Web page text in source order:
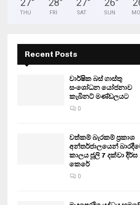
27°
THU
28°
FRI
27°
SAT
26°
SUN
Recent Posts
වාර්ෂික බස් ගාස්තු
සංශෝධන යෝජනාව
කැබිනට් මණ්ඩලයට
0
වත්කම් බැරකම් ප්‍රකාශ
අන්තර්ජාලයෙන්
කාලය ජූලි 7 දක්වා දීර්ඝ
කෙරේ
0